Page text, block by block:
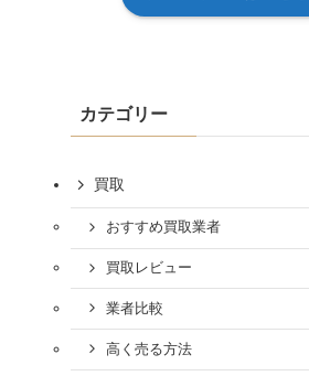
カテゴリー
買取
おすすめ買取業者
買取レビュー
業者比較
高く売る方法